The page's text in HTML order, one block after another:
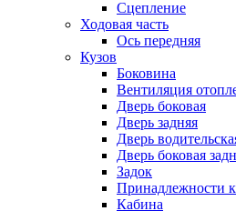
Сцепление
Ходовая часть
Ось передняя
Кузов
Боковина
Вентиляция
Дверь боковая
Дверь задняя
Дверь
Дверь боковая
Задок
Принадлежности
Кабина